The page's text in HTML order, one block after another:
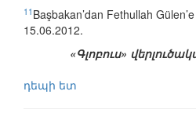
11 Başbakan’dan Fethullah Gülen’e
15.06.2012.
«Գլոբուս»
դեպի ետ